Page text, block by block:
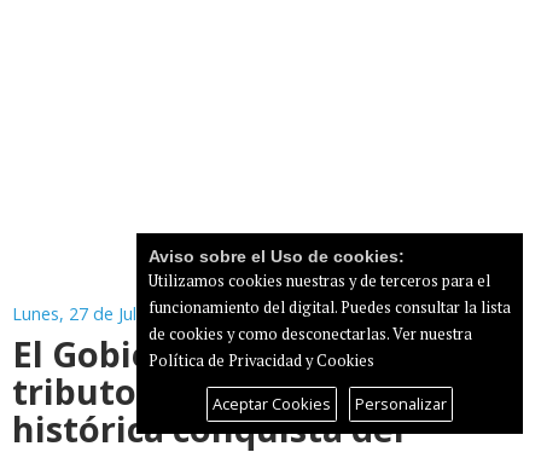
Lunes, 27 de Julio de 2026
El Gobierno de Canarias rinde
tributo a Yéremy Pino tras la
histórica conquista del
Aviso sobre el Uso de cookies:
Utilizamos cookies nuestras y de terceros para el
funcionamiento del digital. Puedes consultar la lista
de cookies y como desconectarlas.Ver nuestra
Política de Privacidad y Cookies
Aceptar Cookies Personalizar